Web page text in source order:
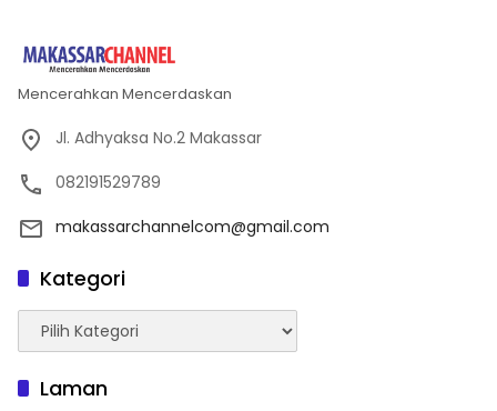
Mencerahkan Mencerdaskan
Jl. Adhyaksa No.2 Makassar
082191529789
makassarchannelcom@gmail.com
Kategori
Kategori
Laman